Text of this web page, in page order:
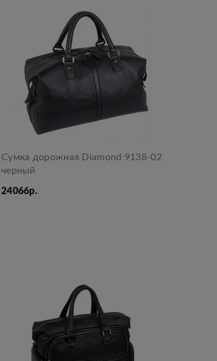
Сумка дорожная Diamond 9138-02
черный
24066р.